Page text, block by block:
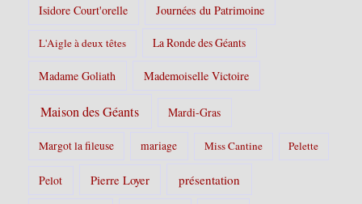
Isidore Court'orelle Journées du Patrimoine
L'Aigle à deux têtes La Ronde des Géants
Madame Goliath Mademoiselle Victoire
Maison des Géants Mardi-Gras
Margot la fileuse mariage Miss Cantine Pelette
Pelot Pierre Loyer présentation